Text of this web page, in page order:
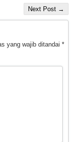
Next Post →
yang wajib ditandai *